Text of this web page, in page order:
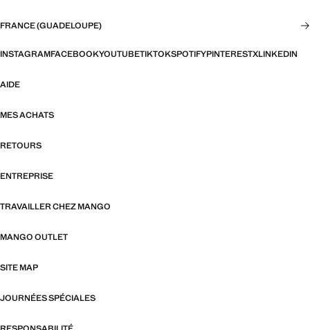
FRANCE (GUADELOUPE)
INSTAGRAMFACEBOOKYOUTUBETIKTOKSPOTIFYPINTERESTXLINKEDIN
AIDE
MES ACHATS
RETOURS
ENTREPRISE
TRAVAILLER CHEZ MANGO
MANGO OUTLET
SITE MAP
JOURNÉES SPÉCIALES